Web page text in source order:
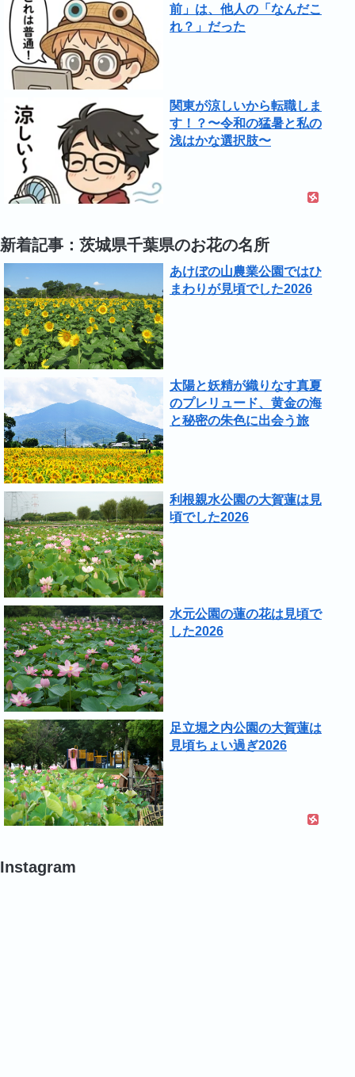
前」は、他人の「なんだこ
れ？」だった
関東が涼しいから転職しま
す！？〜令和の猛暑と私の
浅はかな選択肢〜
新着記事：茨城県千葉県のお花の名所
あけぼの山農業公園ではひ
まわりが見頃でした2026
太陽と妖精が織りなす真夏
のプレリュード、黄金の海
と秘密の朱色に出会う旅
利根親水公園の大賀蓮は見
頃でした2026
水元公園の蓮の花は見頃で
した2026
足立堀之内公園の大賀蓮は
見頃ちょい過ぎ2026
Instagram